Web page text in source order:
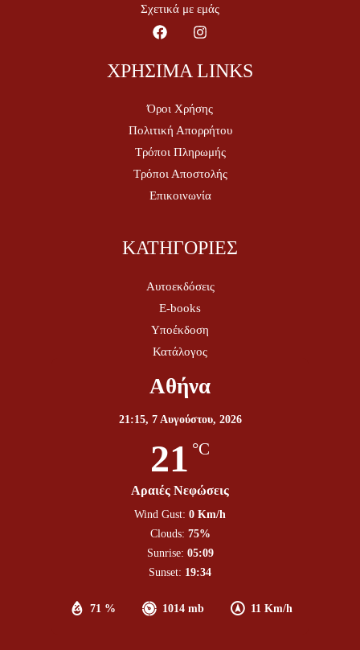
Σχετικά με εμάς
ΧΡΗΣΙΜΑ LINKS
Όροι Χρήσης
Πολιτική Απορρήτου
Τρόποι Πληρωμής
Τρόποι Αποστολής
Επικοινωνία
ΚΑΤΗΓΟΡΙΕΣ
Αυτοεκδόσεις
E-books
Υποέκδοση
Κατάλογος
Αθήνα
21:15, 7 Αυγούστου, 2026
21 °C
Αραιές Νεφώσεις
71 % 1014 mb 11 Km/h
Wind Gust: 0 Km/h
Clouds: 75%
Sunrise: 05:09
Sunset: 19:34